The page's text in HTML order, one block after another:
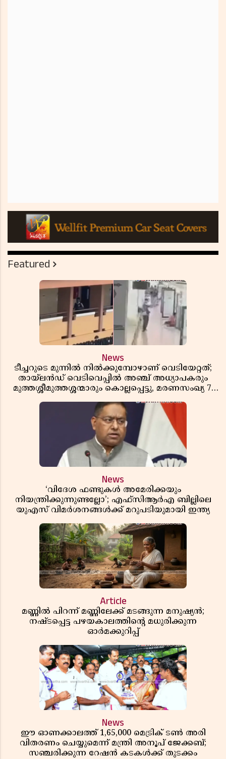
Featured
News
ടീച്ചറുടെ മുന്നിൽ നിൽക്കുമ്പോഴാണ് വെടിയേറ്റത്;
തായ്‌ലൻഡ് വെടിവെപ്പിൽ അഞ്ച് അധ്യാപകരും
മുത്തശ്ശീമുത്തശ്ശന്മാരും കൊല്ലപ്പെട്ടു, മരണസംഖ്യ 7;
News
‘വിദേശ ഫണ്ടുകൾ അമേരിക്കയും
നിയന്ത്രിക്കുന്നുണ്ടല്ലോ’; എഫ്സിആർഎ ബില്ലിലെ
യുഎസ് വിമർശനങ്ങൾക്ക് മറുപടിയുമായി ഇന്ത്യ
Article
മണ്ണിൽ പിറന്ന് മണ്ണിലേക്ക് മടങ്ങുന്ന മനുഷ്യൻ;
നഷ്ടപ്പെട്ട പഴയകാലത്തിൻ്റെ മധുരിക്കുന്ന
ഓർമക്കുറിപ്പ്
News
ഈ ഓണക്കാലത്ത് 1,65,000 മെട്രിക് ടൺ അരി
വിതരണം ചെയ്യുമെന്ന് മന്ത്രി അനൂപ് ജേക്കബ്;
സഞ്ചരിക്കുന്ന റേഷൻ കടകൾക്ക് തുടക്കം